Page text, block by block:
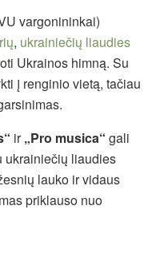
vargonininkai)
, ukrainiečių liaudies
Ukrainos himną. Su
į renginio vietą, tačiau
ir„Pro musica“ gali
ukrainiečių liaudies
lauko ir vidaus
priklauso nuo